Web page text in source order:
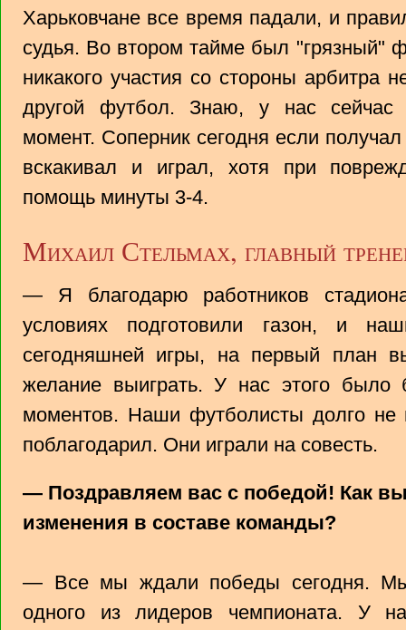
Харьковчане все время падали, и
судья. Во втором тайме был "грязный"
никакого участия со стороны арбитра
другой футбол. Знаю, у нас сейчас
момент. Соперник сегодня если
вскакивал и играл, хотя при
помощь минуты 3-4.
Михаил Стельмах, главный
— Я благодарю работников
условиях подготовили газон, и
сегодняшней игры, на первый план
желание выиграть. У нас этого было
моментов. Наши футболисты долго не
поблагодарил. Они играли на совесть.
— Поздравляем вас с победой! Как
изменения в составе команды?
— Все мы ждали победы сегодня.
одного из лидеров чемпионата. У